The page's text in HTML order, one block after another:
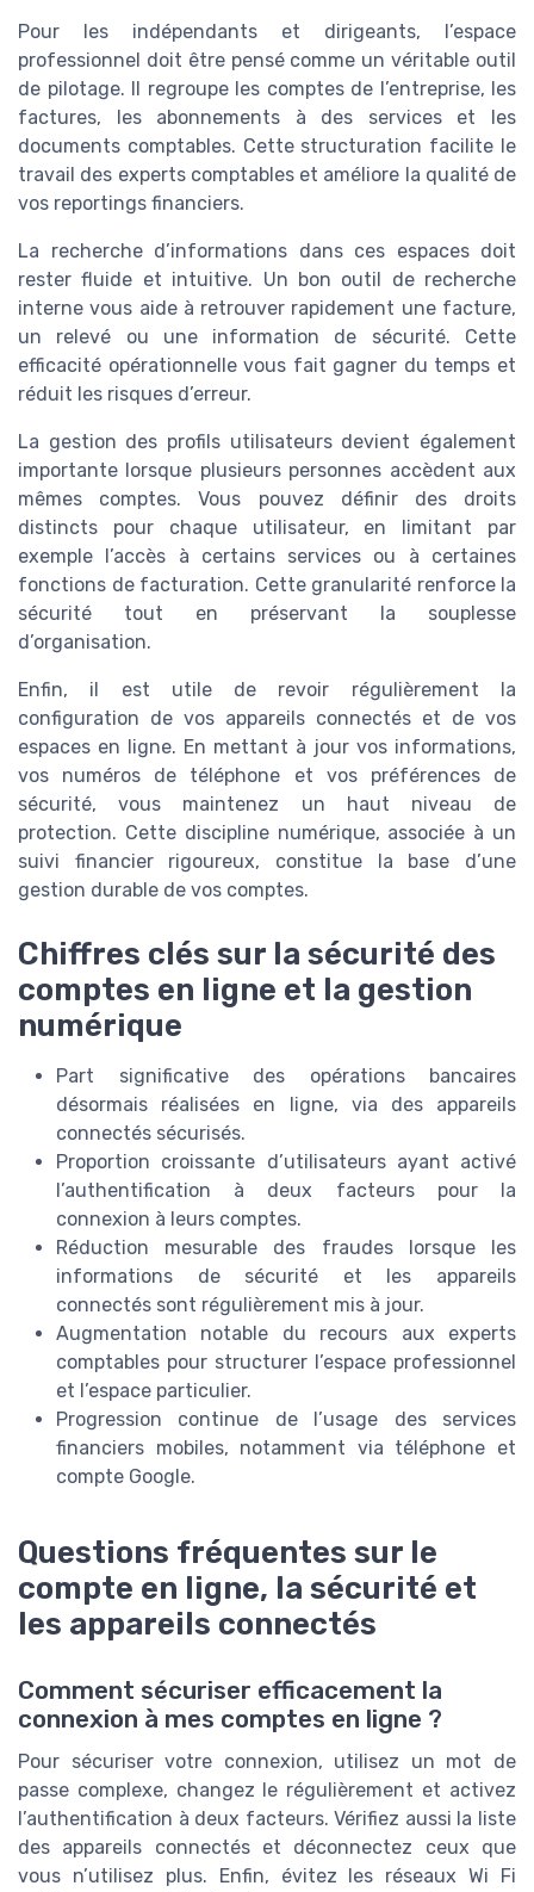
Pour les indépendants et dirigeants, l’espace
professionnel doit être pensé comme un véritable outil
de pilotage. Il regroupe les comptes de l’entreprise, les
factures, les abonnements à des services et les
documents comptables. Cette structuration facilite le
travail des experts comptables et améliore la qualité de
vos reportings financiers.
La recherche d’informations dans ces espaces doit
rester fluide et intuitive. Un bon outil de recherche
interne vous aide à retrouver rapidement une facture,
un relevé ou une information de sécurité. Cette
efficacité opérationnelle vous fait gagner du temps et
réduit les risques d’erreur.
La gestion des profils utilisateurs devient également
importante lorsque plusieurs personnes accèdent aux
mêmes comptes. Vous pouvez définir des droits
distincts pour chaque utilisateur, en limitant par
exemple l’accès à certains services ou à certaines
fonctions de facturation. Cette granularité renforce la
sécurité tout en préservant la souplesse
d’organisation.
Enfin, il est utile de revoir régulièrement la
configuration de vos appareils connectés et de vos
espaces en ligne. En mettant à jour vos informations,
vos numéros de téléphone et vos préférences de
sécurité, vous maintenez un haut niveau de
protection. Cette discipline numérique, associée à un
suivi financier rigoureux, constitue la base d’une
gestion durable de vos comptes.
Chiffres clés sur la sécurité des
comptes en ligne et la gestion
numérique
Part significative des opérations bancaires
désormais réalisées en ligne, via des appareils
connectés sécurisés.
Proportion croissante d’utilisateurs ayant activé
l’authentification à deux facteurs pour la
connexion à leurs comptes.
Réduction mesurable des fraudes lorsque les
informations de sécurité et les appareils
connectés sont régulièrement mis à jour.
Augmentation notable du recours aux experts
comptables pour structurer l’espace professionnel
et l’espace particulier.
Progression continue de l’usage des services
financiers mobiles, notamment via téléphone et
compte Google.
Questions fréquentes sur le
compte en ligne, la sécurité et
les appareils connectés
Comment sécuriser efficacement la
connexion à mes comptes en ligne ?
Pour sécuriser votre connexion, utilisez un mot de
passe complexe, changez le régulièrement et activez
l’authentification à deux facteurs. Vérifiez aussi la liste
des appareils connectés et déconnectez ceux que
vous n’utilisez plus. Enfin, évitez les réseaux Wi Fi